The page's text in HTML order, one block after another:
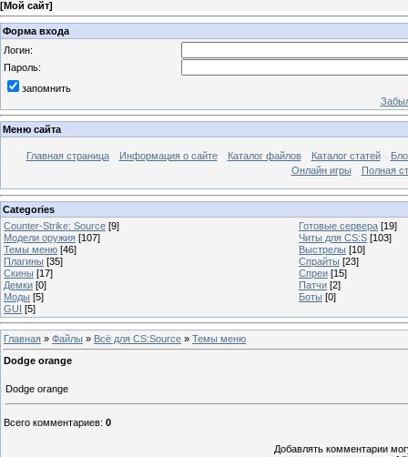
[Мой сайт]
Форма входа
Логин:
Пароль:
запомнить
Меню сайта
Главная страница Информация о сайте Каталог файлов Каталог статей
Онлайн игры
Полная
Categories
Counter-Strike: Source [9] Готовые сервера [19]
Модели оружия [107] Читы для CS:S [103]
Темы меню [46] Выстрелы [10]
Плагины [35] Спрайты [23]
Скины [17] Спреи [15]
Демки [0] Патчи [2]
Моды [5] Боты [0]
GUI [5]
Главная » Файлы » Всё для CS:Source » Темы меню
Dodge orange
Dodge orange
Всего комментариев: 0
Добавлять комментарии